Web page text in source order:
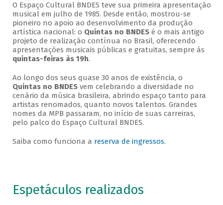
O Espaço Cultural BNDES teve sua primeira apresentação
musical em julho de 1985. Desde então, mostrou-se
pioneiro no apoio ao desenvolvimento da produção
artística nacional: o Quintas no BNDESé o mais antigo
projeto de realização contínua no Brasil, oferecendo
apresentações musicais públicas e gratuitas, sempre às
quintas-feiras às 19h.
Ao longo dos seus quase 30 anos de existência, o
Quintas no BNDESvem celebrando a diversidade no
cenário da música brasileira, abrindo espaço tanto para
artistas renomados, quanto novos talentos. Grandes
nomes da MPB passaram, no início de suas carreiras,
pelo palco do Espaço Cultural BNDES.
Saiba como funciona a reserva de ingressos.
Espetáculos realizados